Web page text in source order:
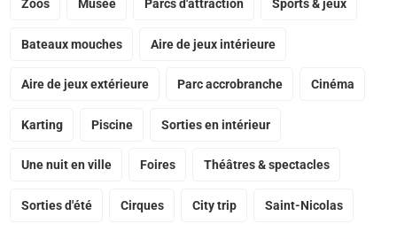
Zoos Musée Parcs d'attraction Sports & jeux
Bateaux mouches Aire de jeux intérieure
Aire de jeux extérieure Parc accrobranche Cinéma
Karting Piscine Sorties en intérieur
Une nuit en ville Foires Théâtres & spectacles
Sorties d'été Cirques City trip Saint-Nicolas